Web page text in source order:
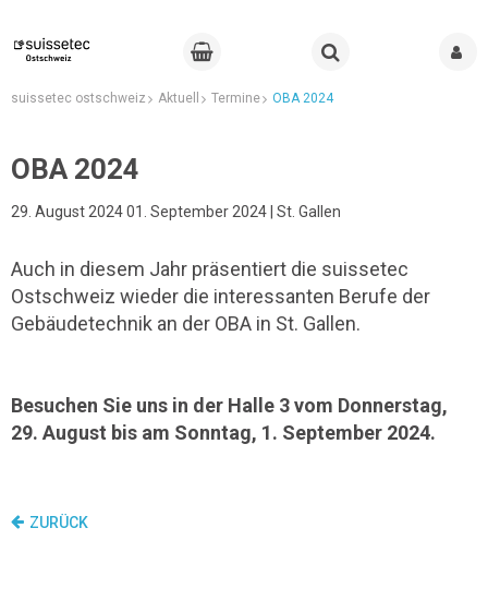
suissetec ostschweiz Aktuell Termine OBA 2024
OBA 2024
29. August 2024 01. September 2024 | St. Gallen
Auch in diesem Jahr präsentiert die suissetec
Ostschweiz wieder die interessanten Berufe der
Gebäudetechnik an der OBA in St. Gallen.
Besuchen Sie uns in der Halle 3 vom Donnerstag,
29. August bis am Sonntag, 1. September 2024.
ZURÜCK